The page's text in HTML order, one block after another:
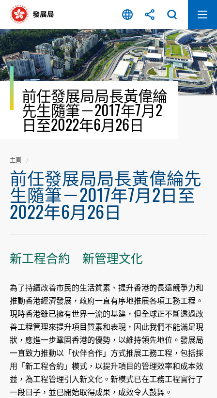
容
開
始
前任發展局局長黃偉綸
先生隨筆－2017年7月2
日至2022年6月26日
主頁
前任發展局局長黃偉綸先
生隨筆－2017年7月2日至
2022年6月26日
新工程合約 新管理文化
為了持續改善市民的生活質素、提升香港的長遠競爭力和
推動香港經濟發展，政府一直有序地推展各項工務工程。
現時香港雖已擁有世界一流的基建，但全球正不斷透過改
善工程管理來提升項目質素和表現，因此我們不能滿足現
狀，應進一步鞏固香港的優勢，以維持領先地位。發展局
一直致力推動以「伙伴合作」方式推展工務工程，包括採
用「新工程合約」模式，以提升項目的管理效率和成本效
益，為工程管理引入新文化。新模式已在工務工程實行了
一段日子，並已開始取得成果，成效令人鼓舞。